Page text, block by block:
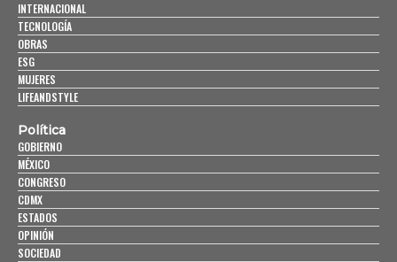
INTERNACIONAL
TECNOLOGÍA
OBRAS
ESG
MUJERES
LIFEANDSTYLE
Política
GOBIERNO
MÉXICO
CONGRESO
CDMX
ESTADOS
OPINIÓN
SOCIEDAD